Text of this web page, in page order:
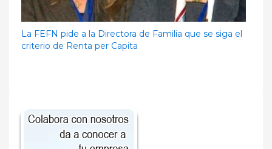
La FEFN pide a la Directora de Familia que se siga el
criterio de Renta per Capita